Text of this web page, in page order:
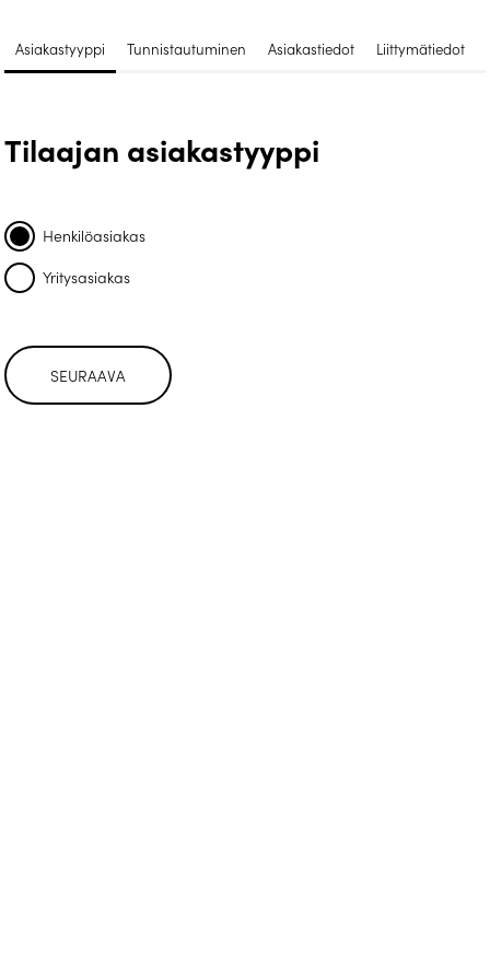
Asiakastyyppi Tunnistautuminen Asiakastiedot Liittymätiedot
Tilaajan asiakastyyppi
Henkilöasiakas
Yritysasiakas